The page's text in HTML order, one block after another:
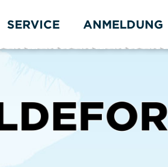
SERVICE ANMELDUNG